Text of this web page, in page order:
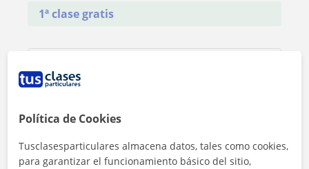
1ª clase gratis
Política de Cookies
Tusclasesparticulares almacena datos, tales como cookies,
para garantizar el funcionamiento básico del sitio,